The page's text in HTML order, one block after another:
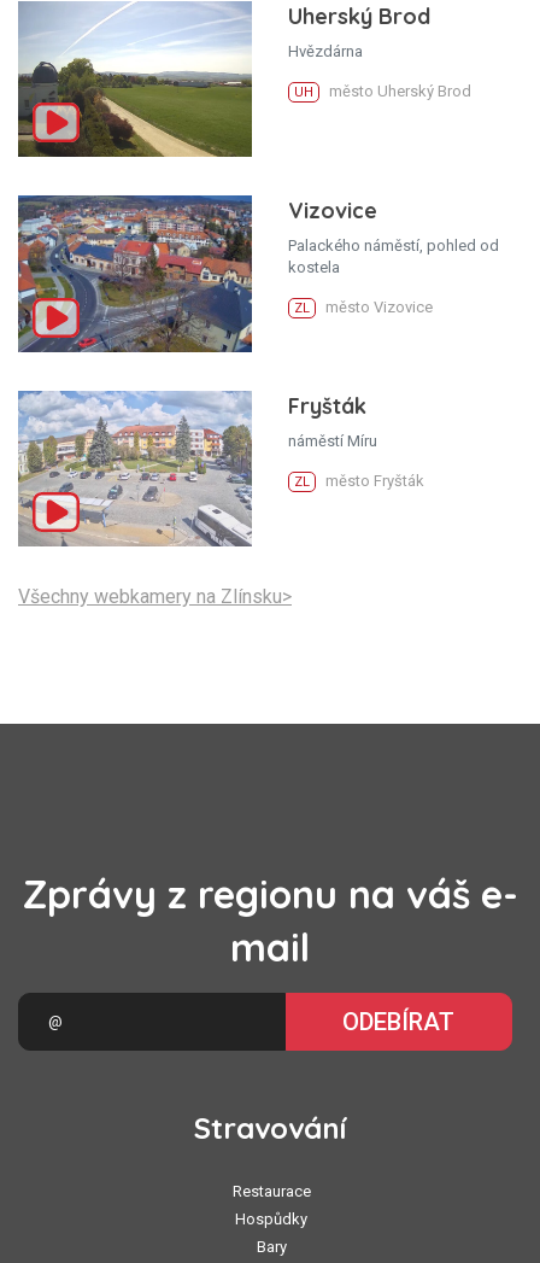
Uherský Brod
Hvězdárna
UH město Uherský Brod
Vizovice
Palackého náměstí, pohled od
kostela
ZL město Vizovice
Fryšták
náměstí Míru
ZL město Fryšták
Všechny webkamery na Zlínsku>
Zprávy z regionu na váš e-
mail
ODEBÍRAT
Stravování
Restaurace
Hospůdky
Bary